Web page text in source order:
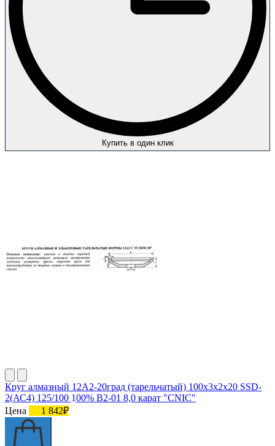
Купить в один клик
Круг алмазный 12А2-20град (тарельчатый) 100х3х2х20 SSD-
2(АС4) 125/100 100% В2-01 8,0 карат "CNIC"
Цена
1 842₽